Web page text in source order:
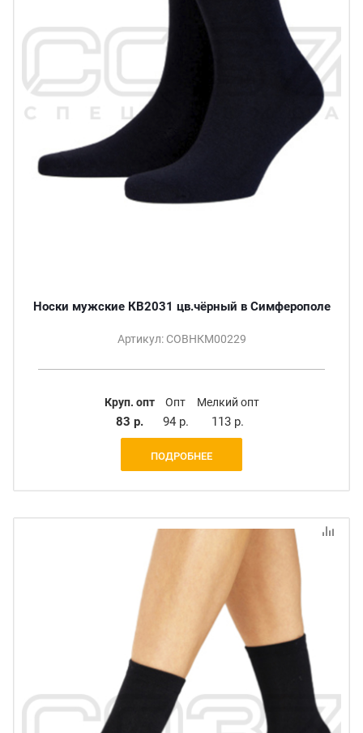
Носки мужские КВ2031 цв.чёрный в Симферополе
Артикул: СОВНКМ00229
Круп. опт
83 р.
Опт
94 р.
Мелкий опт
113 р.
ПОДРОБНЕЕ